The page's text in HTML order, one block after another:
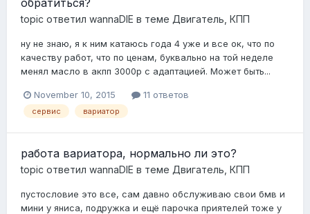
обратиться?
topic ответил wannaDIE в теме Двигатель, КПП
ну не знаю, я к ним катаюсь года 4 уже и все ок, что по
качеству работ, что по ценам, буквально на той неделе
менял масло в акпп 3000р с адаптацией. Может быть...
November 10, 2015 11 ответов
сервис вариатор
работа вариатора, нормально ли это?
topic ответил wannaDIE в теме Двигатель, КПП
пустословие это все, сам давно обслуживаю свои бмв и
мини у яниса, подружка и ещё парочка приятелей тоже у